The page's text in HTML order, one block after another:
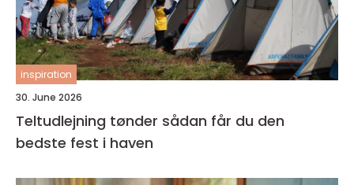
inspiration
30. June 2026
Teltudlejning tønder sådan får du den
bedste fest i haven